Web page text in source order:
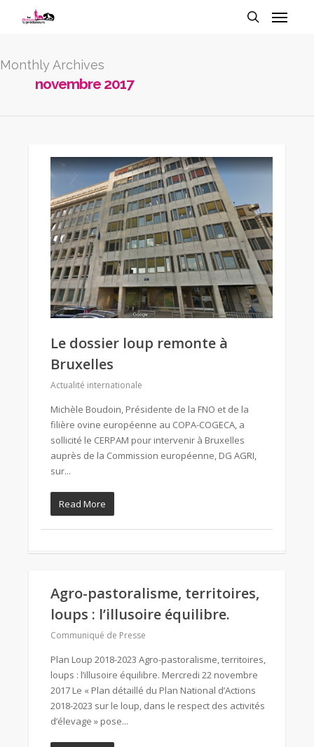
Monthly Archives
novembre 2017
Le dossier loup remonte à
Bruxelles
Actualité internationale
Michèle Boudoin, Présidente de la FNO et de la
filière ovine européenne au COPA-COGECA, a
sollicité le CERPAM pour intervenir à Bruxelles
auprès de la Commission européenne, DG AGRI,
sur...
Read More
Agro-pastoralisme, territoires,
loups : l’illusoire équilibre.
Communiqué de Presse
Plan Loup 2018-2023 Agro-pastoralisme, territoires,
loups : l’illusoire équilibre. Mercredi 22 novembre
2017 Le « Plan détaillé du Plan National d’Actions
2018-2023 sur le loup, dans le respect des activités
d’élevage » pose...